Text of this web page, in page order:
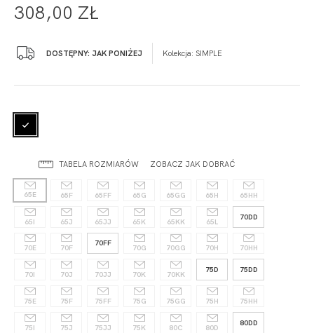
308,00 ZŁ
DOSTĘPNY: JAK PONIŻEJ Kolekcja: SIMPLE
TABELA ROZMIARÓW ZOBACZ JAK DOBRAĆ
65E 65F 65FF 65G 65GG 65H 65HH
65I 65J 65JJ 65K 65KK 65L
70DD
70E 70F
70FF
70G 70GG 70H 70HH
70I 70J 70JJ 70K 70KK
75D 75DD
75E 75F 75FF 75G 75GG 75H 75HH
75I 75J 75JJ 75K 80C 80D
80DD